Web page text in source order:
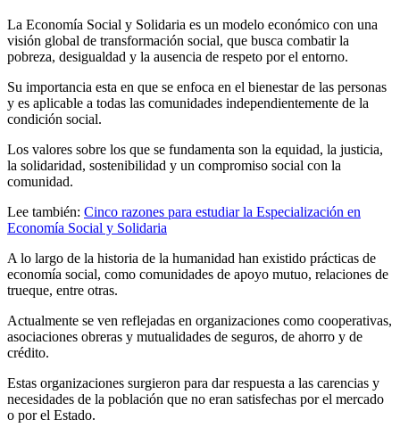
La Economía Social y Solidaria es un modelo económico con una
visión global de transformación social, que busca combatir la
pobreza, desigualdad y la ausencia de respeto por el entorno.
Su importancia esta en que se enfoca en el bienestar de las personas
y es aplicable a todas las comunidades independientemente de la
condición social.
Los valores sobre los que se fundamenta son la equidad, la justicia,
la solidaridad, sostenibilidad y un compromiso social con la
comunidad.
Lee también: Cinco razones para estudiar la Especialización en
Economía Social y Solidaria
A lo largo de la historia de la humanidad han existido prácticas de
economía social, como comunidades de apoyo mutuo, relaciones de
trueque, entre otras.
Actualmente se ven reflejadas en organizaciones como cooperativas,
asociaciones obreras y mutualidades de seguros, de ahorro y de
crédito.
Estas organizaciones surgieron para dar respuesta a las carencias y
necesidades de la población que no eran satisfechas por el mercado
o por el Estado.